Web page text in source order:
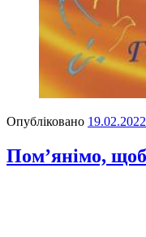
Опубліковано 19.02.2022
Пом’янімо,